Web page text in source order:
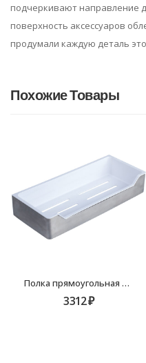
подчеркивают направление
поверхность аксессуаров
продумали каждую деталь
Похожие Товары
Полка прямоугольная одноэтажная с пластиковой вставкой Fixsen Hotel FX-31003C
3312₽